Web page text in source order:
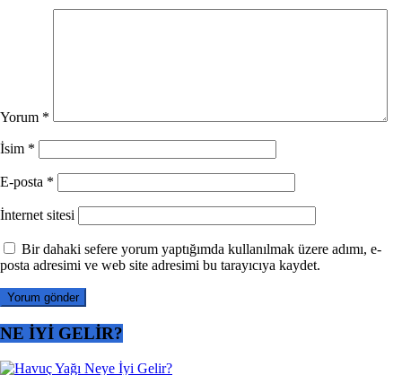
Yorum *
İsim *
E-posta *
İnternet sitesi
Bir dahaki sefere yorum yaptığımda kullanılmak üzere adımı, e-
posta adresimi ve web site adresimi bu tarayıcıya kaydet.
NE İYİ GELİR?